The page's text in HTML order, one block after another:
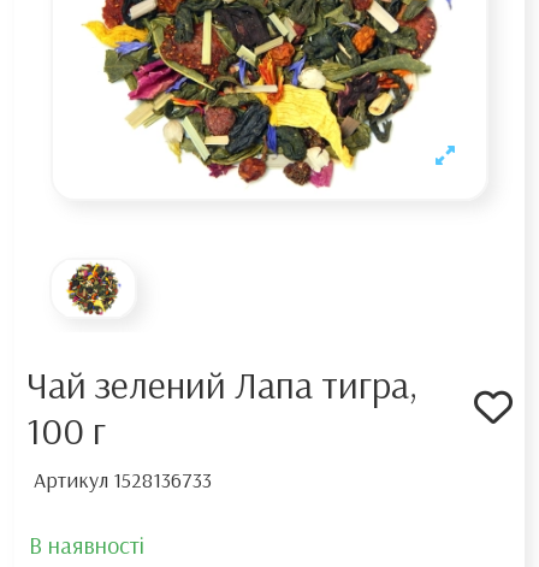
Чай зелений Лапа тигра,
100 г
Артикул 1528136733
В наявності